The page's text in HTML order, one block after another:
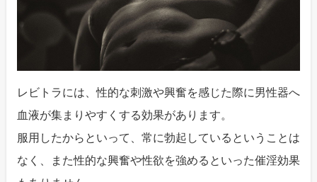
レビトラには、性的な刺激や興奮を感じた際に男性器へ
血液が集まりやすくする効果があります。
服用したからといって、常に勃起しているということは
なく、また性的な興奮や性欲を強めるといった催淫効果